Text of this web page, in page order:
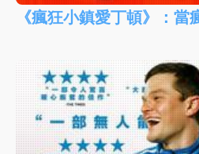
《瘋狂小鎮愛丁頓》：當